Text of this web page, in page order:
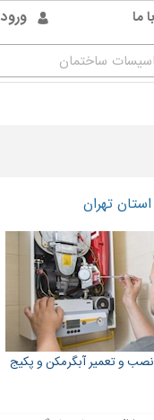
ورود ما
تهران
نصب و تعمیر آبگرمکن و پکیج